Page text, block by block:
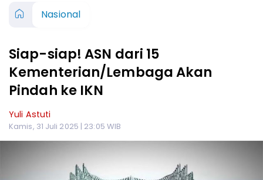
Nasional
Siap-siap! ASN dari 15
Kementerian/Lembaga Akan
Pindah ke IKN
Yuli Astuti
Kamis, 31 Juli 2025 | 23:05 WIB